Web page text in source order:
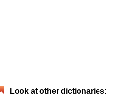
Look at other dictionaries: